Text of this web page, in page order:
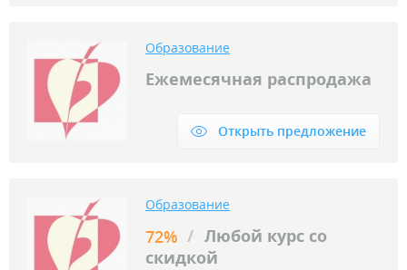
Образование
Ежемесячная распродажа
Открыть предложение
Образование
72% / Любой курс со
скидкой